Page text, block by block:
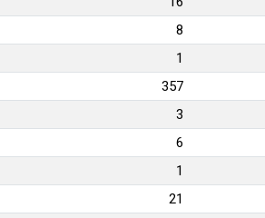
8
1
357
3
6
1
21